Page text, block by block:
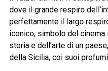
dove il grande respiro
perfettamente il largo
iconico, simbolo del cinema
storia e dell’arte di un
della Sicilia, coi suoi